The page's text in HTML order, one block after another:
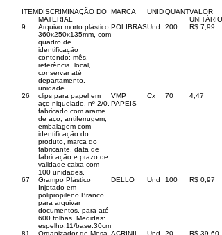
ITEMDISCRIMINAÇÃO DO
MATERIAL
MARCA UNIDQUANTVALOR
UNITÁRIO
9
Arquivo morto plástico,
360x250x135mm, com
quadro de
identificação
contendo: mês,
referência, local,
conservar até
departamento.
unidade.
POLIBRASUnd 200 R$ 7,99
26
clips para papel em
aço niquelado, nº 2/0,
fabricado com arame
de aço, antiferrugem,
embalagem com
identificação do
produto, marca do
fabricante, data de
fabricação e prazo de
validade caixa com
100 unidades.
VMP
PAPEIS
Cx 70 4,47
67
Grampo Plástico
Injetado em
polipropileno Branco
para arquivar
documentos, para até
600 folhas. Medidas:
espelho:11/base:30cm
DELLO Und 100 R$ 0,97
81
Organizador de Mesa ACRINIL Und 20
R$ 39,60